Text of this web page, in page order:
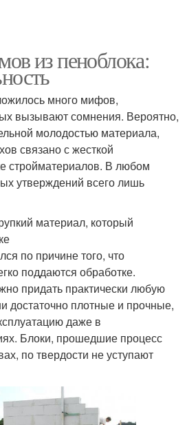
из пеноблока:
много мифов,
вызывают сомнения. Вероятно,
молодостью материала,
связано с жесткой
стройматериалов. В любом
утверждений всего лишь
материал, который
по причине того, что
поддаются обработке.
придать практически любую
достаточно плотные и прочные,
даже в
Блоки, прошедшие процесс
по твердости не уступают